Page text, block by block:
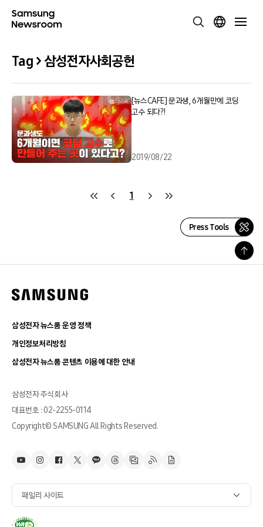
Tag > 삼성전자사회공헌
[뉴스CAFE] 문과생, 6개월만에 코딩
고수 되다?!
2019/08/22
1
Press Tools
삼성전자 뉴스룸 운영 정책
개인정보처리방침
삼성전자 뉴스룸 콘텐츠 이용에 대한 안내
삼성전자 주식회사
대표번호 : 02-2255-0114
Copyright© SAMSUNG All Rights Reserved.
패밀리 사이트